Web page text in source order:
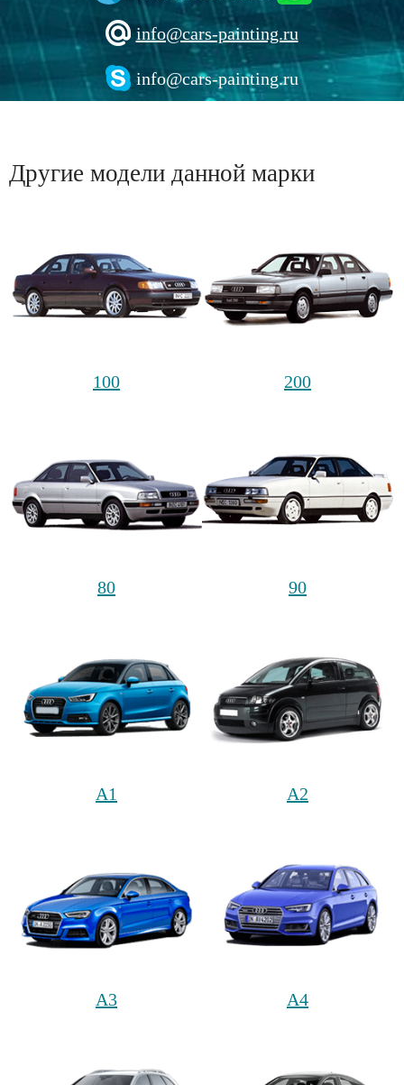
info@cars-painting.ru
info@cars-painting.ru
Другие модели данной марки
100 200
80 90
A1 A2
A3 A4